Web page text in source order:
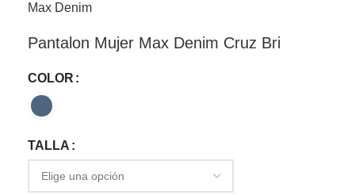
Max Denim
Pantalon Mujer Max Denim Cruz Bri
COLOR
TALLA